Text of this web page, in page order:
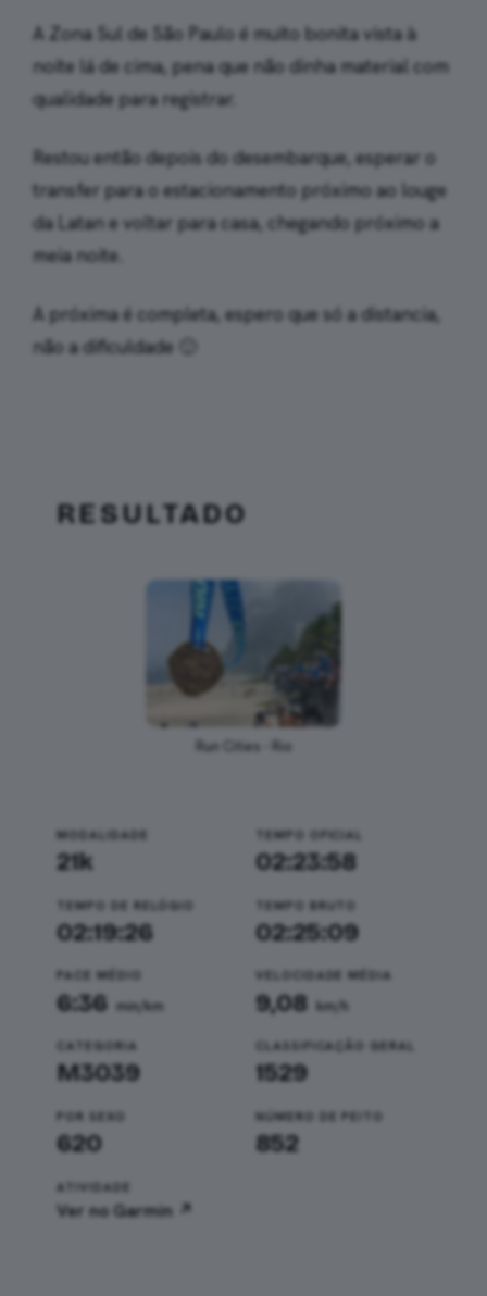
A Zona Sul de São Paulo é muito bonita vista à
noite lá de cima, pena que não dinha material com
qualidade para registrar.
Restou então depois do desembarque, esperar o
transfer para o estacionamento próximo ao louge
da Latan e voltar para casa, chegando próximo a
meia noite.
A próxima é completa, espero que só a distancia,
não a dificuldade 🙂
RESULTADO
Run Cities - Rio
MODALIDADE
21k
TEMPO OFICIAL
02:23:58
TEMPO DE RELÓGIO
02:19:26
TEMPO BRUTO
02:25:09
PACE MÉDIO
6:36 min/km
VELOCIDADE MÉDIA
9,08 km/h
CATEGORIA
M3039
CLASSIFICAÇÃO GERAL
1529
POR SEXO
620
NÚMERO DE PEITO
852
ATIVIDADE
Ver no Garmin ↗